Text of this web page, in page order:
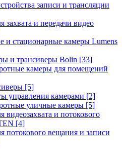
записи и трансляции
захвата и передачи видео
и стационарные камеры Lumens
и трансиверы Bolin [33]
камеры для помещений
[5]
управления камерами [2]
уличные камеры [5]
видеозахвата и потокового
[4]
потокового вещания и записи